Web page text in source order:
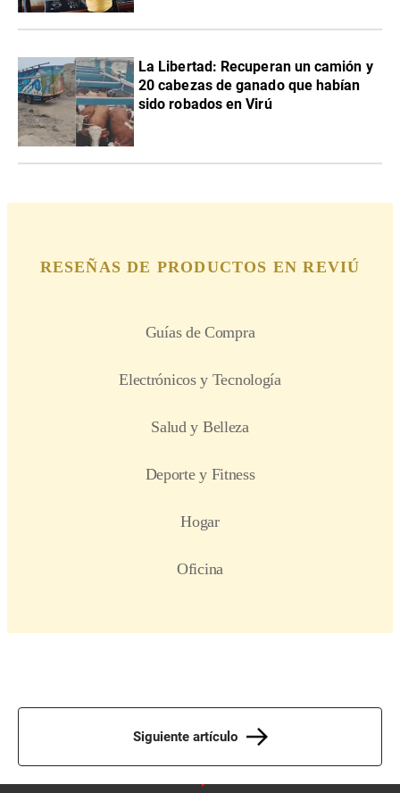
La Libertad: Recuperan un camión y
20 cabezas de ganado que habían
sido robados en Virú
Siguiente artículo